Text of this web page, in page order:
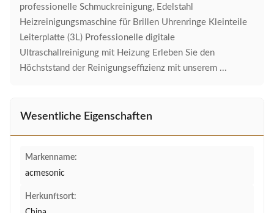
professionelle Schmuckreinigung, Edelstahl
Heizreinigungsmaschine für Brillen Uhrenringe Kleinteile
Leiterplatte (3L) Professionelle digitale
Ultraschallreinigung mit Heizung Erleben Sie den
Höchststand der Reinigungseffizienz mit unserem ...
Wesentliche Eigenschaften
Markenname:
acmesonic
Herkunftsort: